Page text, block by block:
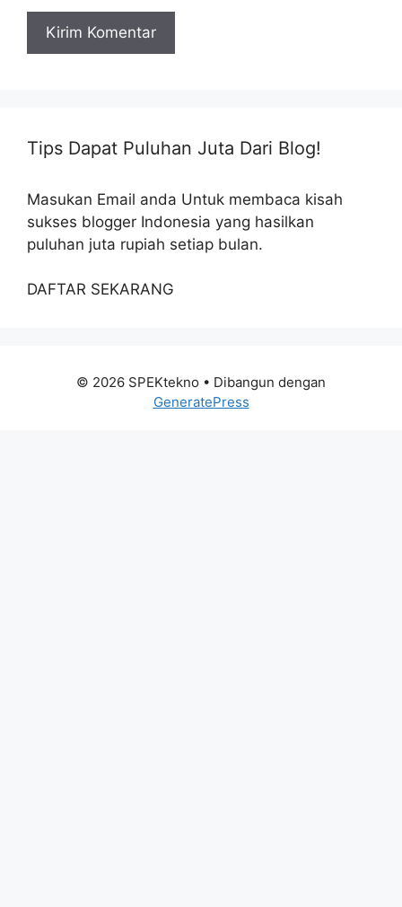
Tips Dapat Puluhan Juta Dari Blog!
Masukan Email anda Untuk membaca kisah
sukses blogger Indonesia yang hasilkan
puluhan juta rupiah setiap bulan.
DAFTAR SEKARANG
© 2026 SPEKtekno • Dibangun dengan
GeneratePress